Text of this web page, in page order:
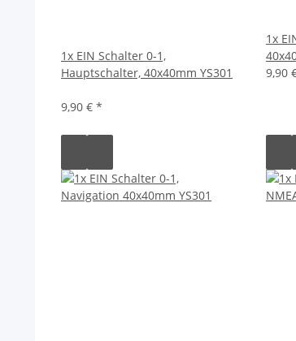
1x EIN Schalter 0-1,
Hauptschalter, 40x40mm YS301
9,90 € *
1x
9,90